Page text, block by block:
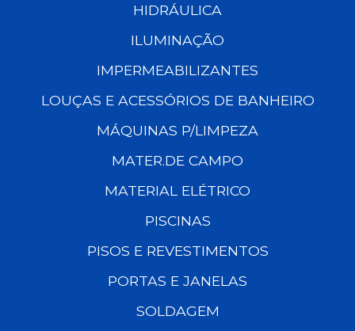
HIDRÁULICA
ILUMINAÇÃO
IMPERMEABILIZANTES
LOUÇAS E ACESSÓRIOS DE BANHEIRO
MÁQUINAS P/LIMPEZA
MATER.DE CAMPO
MATERIAL ELÉTRICO
PISCINAS
PISOS E REVESTIMENTOS
PORTAS E JANELAS
SOLDAGEM